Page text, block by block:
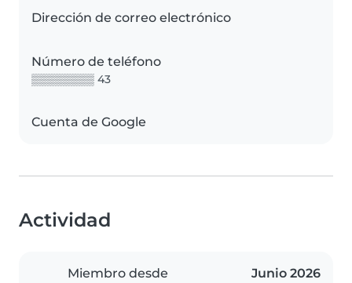
Dirección de correo electrónico
Número de teléfono
▒▒▒▒▒▒▒▒ 43
Cuenta de Google
Actividad
Miembro desde Junio 2026